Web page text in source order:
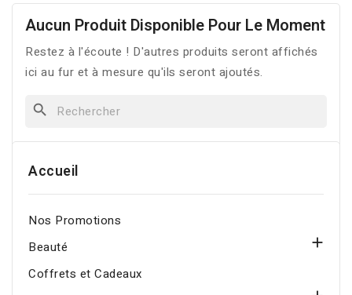
Aucun Produit Disponible Pour Le Moment
Restez à l'écoute ! D'autres produits seront affichés
ici au fur et à mesure qu'ils seront ajoutés.
search
Accueil
Nos Promotions
Beauté

Coffrets et Cadeaux